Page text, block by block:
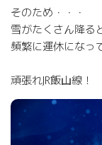
そのため・・・
雪がたくさん降る
頻繁に運休になっ
頑張れJR飯山線！